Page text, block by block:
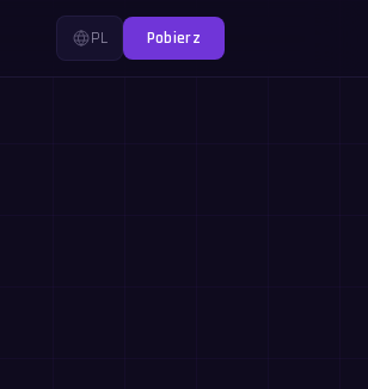
PL Pobierz